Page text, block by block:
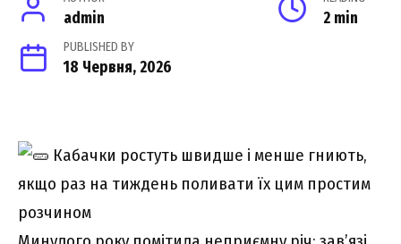
admin 2 min
PUBLISHED BY
18 Червня, 2026
Кабачки ростуть швидше і менше гниють,
якщо раз на тиждень поливати їх цим простим
розчином